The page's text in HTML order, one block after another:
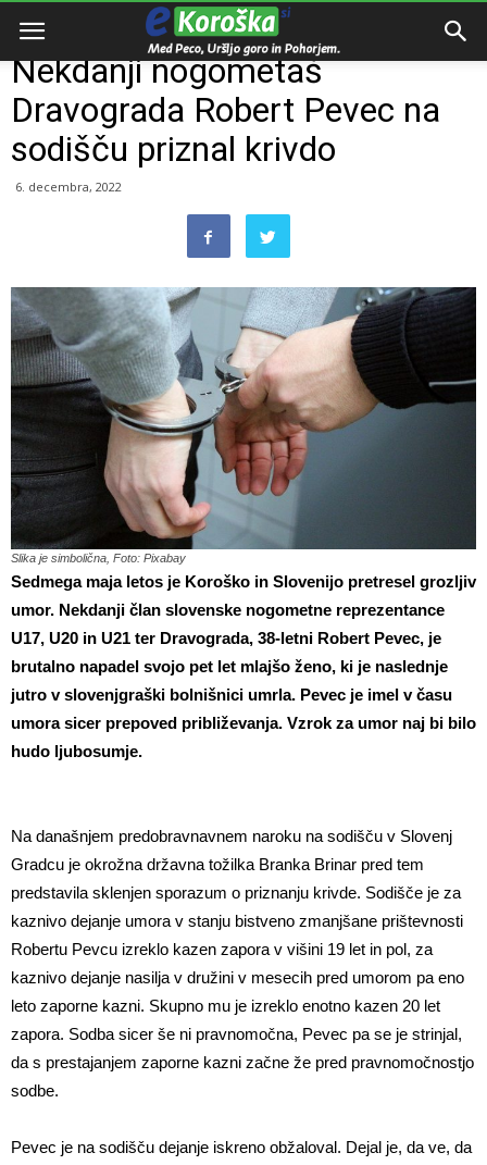
Domov
Nekdanji nogometaš
Dravograda Robert Pevec na
sodišču priznal krivdo
6. decembra, 2022
Slika je simbolična, Foto: Pixabay
Sedmega maja letos je Koroško in Slovenijo pretresel grozljiv
umor. Nekdanji član slovenske nogometne reprezentance
U17, U20 in U21 ter Dravograda, 38-letni Robert Pevec, je
brutalno napadel svojo pet let mlajšo ženo, ki je naslednje
jutro v slovenjgraški bolnišnici umrla. Pevec je imel v času
umora sicer prepoved približevanja. Vzrok za umor naj bi bilo
hudo ljubosumje.
Na današnjem predobravnavnem naroku na sodišču v Slovenj
Gradcu je okrožna državna tožilka Branka Brinar pred tem
predstavila sklenjen sporazum o priznanju krivde. Sodišče je za
kaznivo dejanje umora v stanju bistveno zmanjšane prištevnosti
Robertu Pevcu izreklo kazen zapora v višini 19 let in pol, za
kaznivo dejanje nasilja v družini v mesecih pred umorom pa eno
leto zaporne kazni. Skupno mu je izreklo enotno kazen 20 let
zapora. Sodba sicer še ni pravnomočna, Pevec pa se je strinjal,
da s prestajanjem zaporne kazni začne že pred pravnomočnostjo
sodbe.
Pevec je na sodišču dejanje iskreno obžaloval. Dejal je, da ve, da